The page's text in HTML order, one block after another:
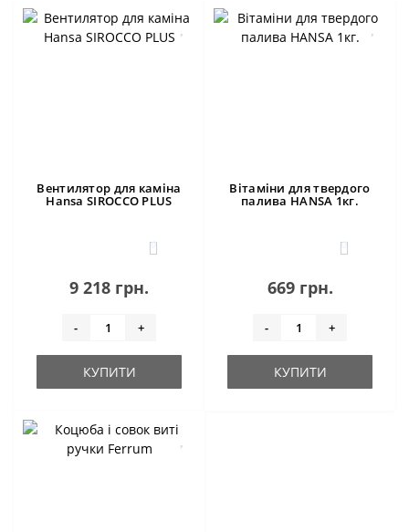
Вентилятор для каміна
Hansa SIROCCO PLUS
0
9 218 грн.
- +
КУПИТИ
Вітаміни для твердого
палива HANSA 1кг.
0
669 грн.
- +
КУПИТИ